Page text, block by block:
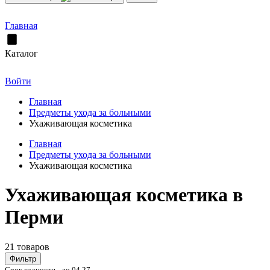
Главная
Каталог
Войти
Главная
Предметы ухода за больными
Ухаживающая косметика
Главная
Предметы ухода за больными
Ухаживающая косметика
Ухаживающая косметика в
Перми
21 товаров
Фильтр